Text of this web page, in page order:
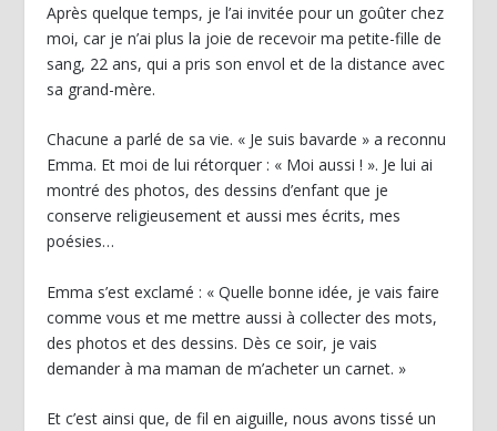
Après quelque temps, je l’ai invitée pour un goûter chez
moi, car je n’ai plus la joie de recevoir ma petite-fille de
sang, 22 ans, qui a pris son envol et de la distance avec
sa grand-mère.
Chacune a parlé de sa vie. « Je suis bavarde » a reconnu
Emma. Et moi de lui rétorquer : « Moi aussi ! ». Je lui ai
montré des photos, des dessins d’enfant que je
conserve religieusement et aussi mes écrits, mes
poésies…
Emma s’est exclamé : « Quelle bonne idée, je vais faire
comme vous et me mettre aussi à collecter des mots,
des photos et des dessins. Dès ce soir, je vais
demander à ma maman de m’acheter un carnet. »
Et c’est ainsi que, de fil en aiguille, nous avons tissé un